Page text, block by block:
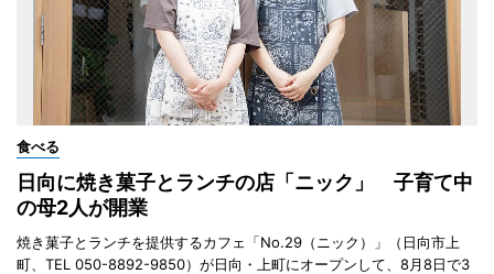
食べる
日向に焼き菓子とランチの店「ニック」 子育て中
の母2人が開業
焼き菓子とランチを提供するカフェ「No.29（ニック）」（日向市上
町、TEL 050-8892-9850）が日向・上町にオープンして、8月8日で3